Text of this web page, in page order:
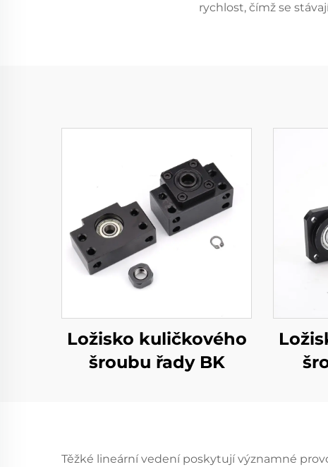
rychlost, čímž se
Ložisko kuličkového
šroubu řady BK
Těžké lineární vedení poskytují významné